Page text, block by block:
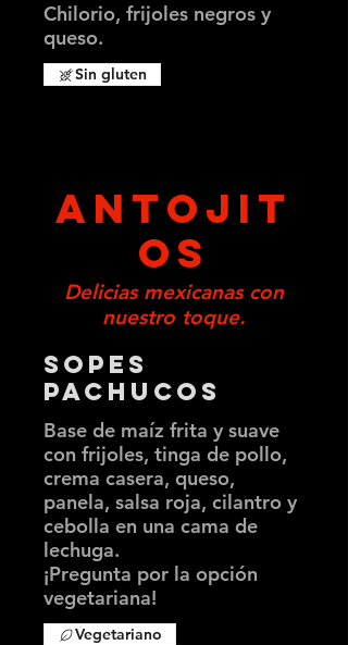
Chilorio, frijoles negros y
queso.
Sin gluten
ANTOJIT
OS
Delicias mexicanas con
nuestro toque.
Sopes
Pachucos
Base de maíz frita y suave
con frijoles, tinga de pollo,
crema casera, queso,
panela, salsa roja, cilantro y
cebolla en una cama de
lechuga.
¡Pregunta por la opción
vegetariana!
Vegetariano